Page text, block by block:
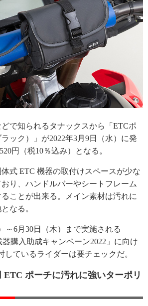
で知られるタナックスから「ETCポ
ック）」が2022年3月9日（水）に発
円（税10％込み）となる。
式 ETC 機器の取付けスペースが少な
り、ハンドルバーやシートフレーム
ことが出来る。メイン素材は汚れに
なる。
～6月30日（木）まで実施される
器購入助成キャンペーン2022」に向け
しているライダーは要チェックだ。
ETC ポーチに汚れに強いターポリ